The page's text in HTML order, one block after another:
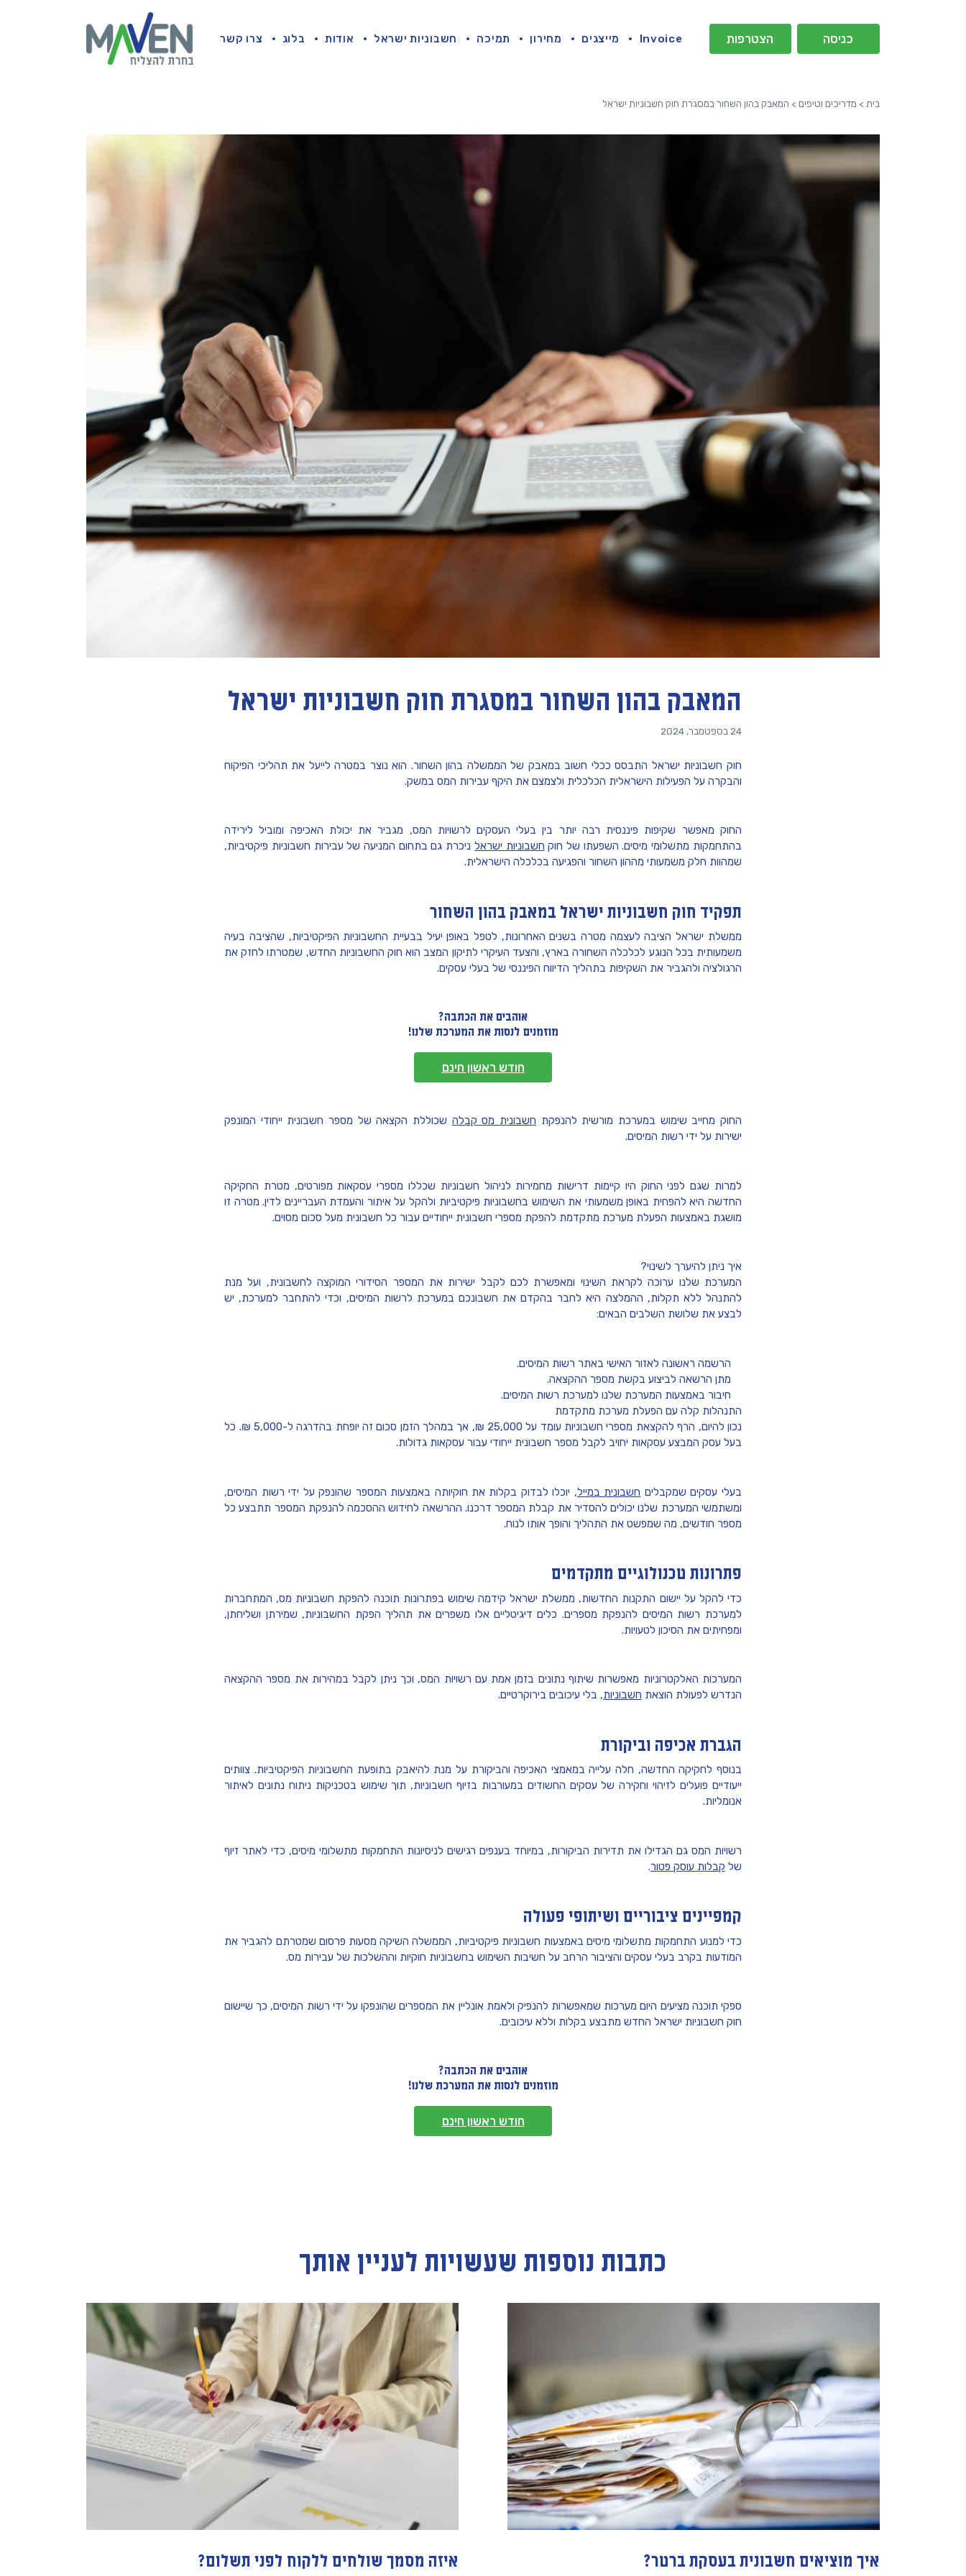
Invoice מייצגים מחירון תמיכה חשבוניות ישראל אודות בלוג צרו קשר כניסה הצטרפות
בית > מדריכים וטיפים > המאבק בהון השחור במסגרת חוק חשבוניות ישראל
המאבק בהון השחור במסגרת חוק חשבוניות ישראל
24 בספטמבר, 2024
חוק חשבוניות ישראל התבסס ככלי חשוב במאבק של הממשלה בהון השחור. הוא נוצר במטרה לייעל את תהליכי הפיקוח
והבקרה על הפעילות הישראלית הכלכלית ולצמצם את היקף עבירות המס במשק.
החוק מאפשר שקיפות פיננסית רבה יותר בין בעלי העסקים לרשויות המס, מגביר את יכולת האכיפה ומוביל לירידה
בהתחמקות מתשלומי מיסים. השפעתו של חוק חשבוניות ישראל ניכרת גם בתחום המניעה של עבירות חשבוניות פיקטיביות,
שמהוות חלק משמעותי מההון השחור והפגיעה בכלכלה הישראלית.
תפקיד חוק חשבוניות ישראל במאבק בהון השחור
ממשלת ישראל הציבה לעצמה מטרה בשנים האחרונות, לטפל באופן יעיל בבעיית החשבוניות הפיקטיביות, שהציבה בעיה
משמעותית בכל הנוגע לכלכלה השחורה בארץ, והצעד העיקרי לתיקון המצב הוא חוק החשבוניות החדש, שמטרתו לחזק את
הרגולציה ולהגביר את השקיפות בתהליך הדיווח הפיננסי של בעלי עסקים.
אוהבים את הכתבה?
מוזמנים לנסות את המערכת שלנו!
חודש ראשון חינם
החוק מחייב שימוש במערכת מורשית להנפקת חשבונית מס קבלה שכוללת הקצאה של מספר חשבונית ייחודי המונפק
ישירות על ידי רשות המיסים.
למרות שגם לפני החוק היו קיימות דרישות מחמירות לניהול חשבוניות שכללו מספרי עסקאות מפורטים, מטרת החקיקה
החדשה היא להפחית באופן משמעותי את השימוש בחשבוניות פיקטיביות ולהקל על איתור והעמדת העבריינים לדין. מטרה זו
מושגת באמצעות הפעלת מערכת מתקדמת להפקת מספרי חשבונית ייחודיים עבור כל חשבונית מעל סכום מסוים.
איך ניתן להיערך לשינוי?
המערכת שלנו ערוכה לקראת השינוי ומאפשרת לכם לקבל ישירות את המספר הסידורי המוקצה לחשבונית, ועל מנת
להתנהל ללא תקלות, ההמלצה היא לחבר בהקדם את חשבונכם במערכת לרשות המיסים, וכדי להתחבר למערכת, יש
לבצע את שלושת השלבים הבאים:
הרשמה ראשונה לאזור האישי באתר רשות המיסים.
מתן הרשאה לביצוע בקשת מספר ההקצאה.
חיבור באמצעות המערכת שלנו למערכת רשות המיסים.
התנהלות קלה עם הפעלת מערכת מתקדמת
נכון להיום, הרף להקצאת מספרי חשבוניות עומד על 25,000 ₪, אך במהלך הזמן סכום זה יופחת בהדרגה ל-5,000 ₪. כל
בעל עסק המבצע עסקאות יחויב לקבל מספר חשבונית ייחודי עבור עסקאות גדולות.
בעלי עסקים שמקבלים חשבונית במייל, יוכלו לבדוק בקלות את חוקיותה באמצעות המספר שהונפק על ידי רשות המיסים,
ומשתמשי המערכת שלנו יכולים להסדיר את קבלת המספר דרכנו. ההרשאה לחידוש ההסכמה להנפקת המספר תתבצע כל
מספר חודשים, מה שמפשט את התהליך והופך אותו לנוח.
פתרונות טכנולוגיים מתקדמים
כדי להקל על יישום התקנות החדשות, ממשלת ישראל קידמה שימוש בפתרונות תוכנה להפקת חשבוניות מס, המתחברות
למערכת רשות המיסים להנפקת מספרים. כלים דיגיטליים אלו משפרים את תהליך הפקת החשבוניות, שמירתן ושליחתן,
ומפחיתים את הסיכון לטעויות.
המערכות האלקטרוניות מאפשרות שיתוף נתונים בזמן אמת עם רשויות המס, וכך ניתן לקבל במהירות את מספר ההקצאה
הנדרש לפעולת הוצאת חשבוניות, בלי עיכובים בירוקרטיים.
הגברת אכיפה וביקורת
בנוסף לחקיקה החדשה, חלה עלייה במאמצי האכיפה והביקורת על מנת להיאבק בתופעת החשבוניות הפיקטיביות. צוותים
ייעודיים פועלים לזיהוי וחקירה של עסקים החשודים במעורבות בזיוף חשבוניות, תוך שימוש בטכניקות ניתוח נתונים לאיתור
אנומליות.
רשויות המס גם הגדילו את תדירות הביקורות, במיוחד בענפים רגישים לניסיונות התחמקות מתשלומי מיסים, כדי לאתר זיוף
של קבלות עוסק פטור.
קמפיינים ציבוריים ושיתופי פעולה
כדי למנוע התחמקות מתשלומי מיסים באמצעות חשבוניות פיקטיביות, הממשלה השיקה מסעות פרסום שמטרתם להגביר את
המודעות בקרב בעלי עסקים והציבור הרחב על חשיבות השימוש בחשבוניות חוקיות וההשלכות של עבירות מס.
ספקי תוכנה מציעים היום מערכות שמאפשרות להנפיק ולאמת אונליין את המספרים שהונפקו על ידי רשות המיסים, כך שיישום
חוק חשבוניות ישראל החדש מתבצע בקלות וללא עיכובים.
אוהבים את הכתבה?
מוזמנים לנסות את המערכת שלנו!
חודש ראשון חינם
כתבות נוספות שעשויות לעניין אותך
איך מוציאים חשבונית בעסקת ברטר? איזה מסמך שולחים ללקוח לפני תשלום?